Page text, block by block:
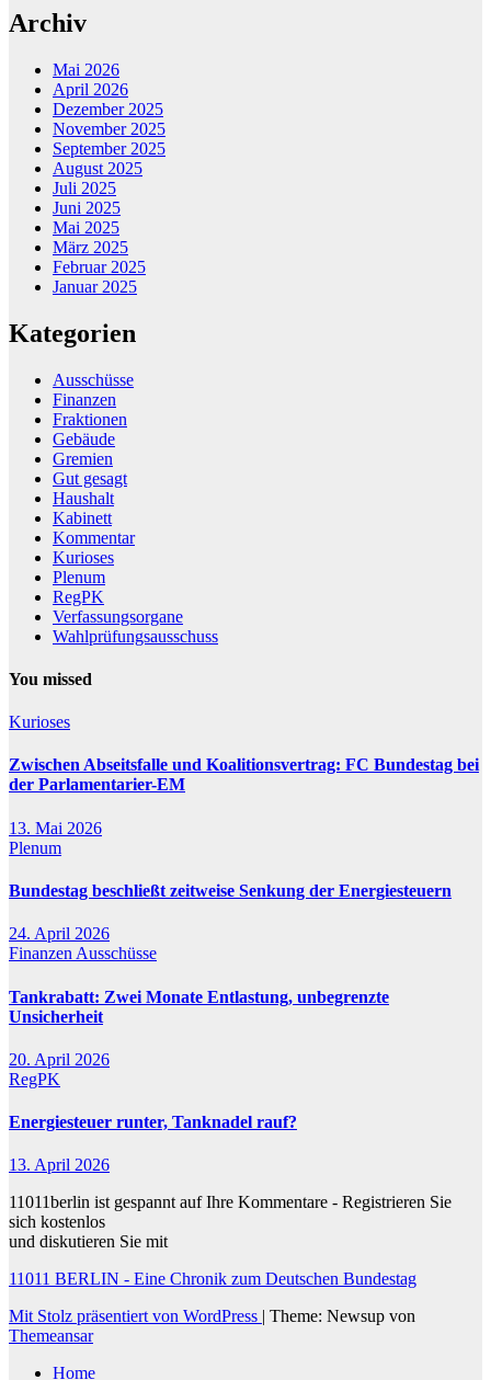
Archiv
Mai 2026
April 2026
Dezember 2025
November 2025
September 2025
August 2025
Juli 2025
Juni 2025
Mai 2025
März 2025
Februar 2025
Januar 2025
Kategorien
Ausschüsse
Finanzen
Fraktionen
Gebäude
Gremien
Gut gesagt
Haushalt
Kabinett
Kommentar
Kurioses
Plenum
RegPK
Verfassungsorgane
Wahlprüfungsausschuss
You missed
Kurioses
Zwischen Abseitsfalle und Koalitionsvertrag: FC Bundestag bei
der Parlamentarier-EM
13. Mai 2026
Plenum
Bundestag beschließt zeitweise Senkung der Energiesteuern
24. April 2026
Finanzen Ausschüsse
Tankrabatt: Zwei Monate Entlastung, unbegrenzte
Unsicherheit
20. April 2026
RegPK
Energiesteuer runter, Tanknadel rauf?
13. April 2026
11011berlin ist gespannt auf Ihre Kommentare - Registrieren Sie
sich kostenlos
und diskutieren Sie mit
11011 BERLIN - Eine Chronik zum Deutschen Bundestag
Mit Stolz präsentiert von WordPress | Theme: Newsup von
Themeansar
Home